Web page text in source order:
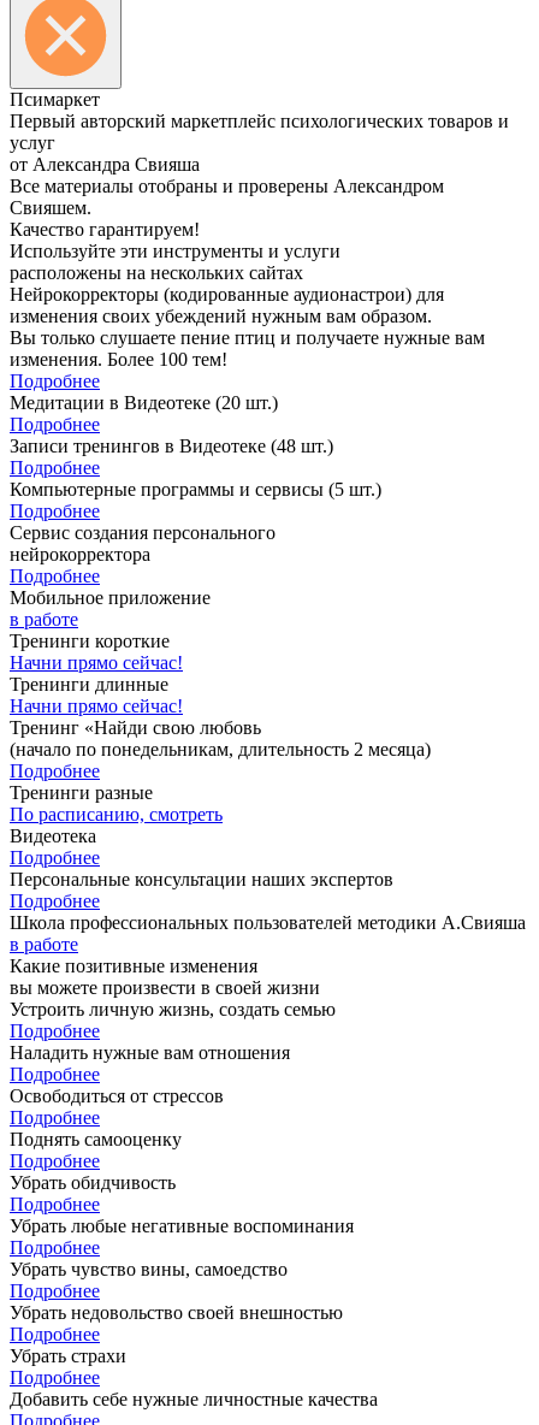
Псимаркет
Первый авторский маркетплейс психологических товаров и
услуг
от Александра Свияша
Все материалы отобраны и проверены Александром
Свияшем.
Качество гарантируем!
Используйте эти инструменты и услуги
расположены на нескольких сайтах
Нейрокорректоры (кодированные аудионастрои) для
изменения своих убеждений нужным вам образом.
Вы только слушаете пение птиц и получаете нужные вам
изменения. Более 100 тем!
Подробнее
Медитации в Видеотеке (20 шт.)
Подробнее
Записи тренингов в Видеотеке (48 шт.)
Подробнее
Компьютерные программы и сервисы (5 шт.)
Подробнее
Сервис создания персонального
нейрокорректора
Подробнее
Мобильное приложение
в работе
Тренинги короткие
Начни прямо сейчас!
Тренинги длинные
Начни прямо сейчас!
Тренинг «Найди свою любовь
(начало по понедельникам, длительность 2 месяца)
Подробнее
Тренинги разные
По расписанию, смотреть
Видеотека
Подробнее
Персональные консультации наших экспертов
Подробнее
Школа профессиональных пользователей методики А.Свияша
в работе
Какие позитивные изменения
вы можете произвести в своей жизни
Устроить личную жизнь, создать семью
Подробнее
Наладить нужные вам отношения
Подробнее
Освободиться от стрессов
Подробнее
Поднять самооценку
Подробнее
Убрать обидчивость
Подробнее
Убрать любые негативные воспоминания
Подробнее
Убрать чувство вины, самоедство
Подробнее
Убрать недовольство своей внешностью
Подробнее
Убрать страхи
Подробнее
Добавить себе нужные личностные качества
Подробнее